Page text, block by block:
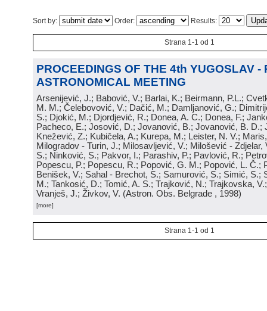
Sort by: Order: Results:
Strana 1-1 od 1
PROCEEDINGS OF THE 4th YUGOSLAV -
ASTRONOMICAL MEETING
Arsenijević, J.; Babović, V.; Barlai, K.; Beirmann, P.L.;
M. M.; Čelebovović, V.; Dačić, M.; Damljanović, G.;
S.; Djokić, M.; Djordjević, R.; Donea, A. C.; Donea, F.;
Pacheco, E.; Josović, D.; Jovanović, B.; Jovanović, B. D.;
Knežević, Z.; Kubičela, A.; Kurepa, M.; Leister, N. V.;
Milogradov - Turin, J.; Milosavljević, V.; Milošević - Zdjelar,
S.; Ninković, S.; Pakvor, I.; Parashiv, P.; Pavlović, R.;
Popescu, P.; Popescu, R.; Popović, G. M.; Popović, L. Č.;
Benišek, V.; Sahal - Brechot, S.; Samurović, S.; Simić, S.;
M.; Tankosić, D.; Tomić, A. S.; Trajković, N.; Trajkovska,
Vranješ, J.; Živkov, V. (Astron. Obs. Belgrade , 1998)
[more]
Strana 1-1 od 1